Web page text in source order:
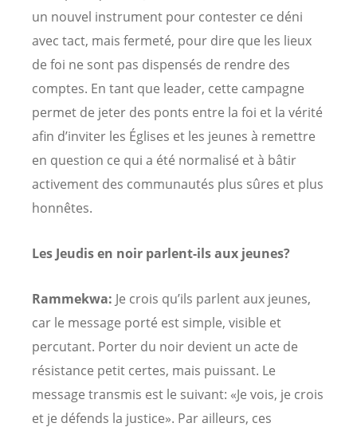
un nouvel instrument pour contester ce déni
avec tact, mais fermeté, pour dire que les lieux
de foi ne sont pas dispensés de rendre des
comptes. En tant que leader, cette campagne
permet de jeter des ponts entre la foi et la vérité
afin d’inviter les Églises et les jeunes à remettre
en question ce qui a été normalisé et à bâtir
activement des communautés plus sûres et plus
honnêtes.
Les Jeudis en noir parlent-ils aux jeunes?
Rammekwa: Je crois qu’ils parlent aux jeunes,
car le message porté est simple, visible et
percutant. Porter du noir devient un acte de
résistance petit certes, mais puissant. Le
message transmis est le suivant: «Je vois, je crois
et je défends la justice». Par ailleurs, ces